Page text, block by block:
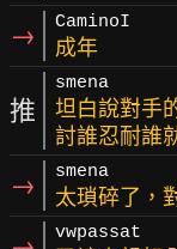
→ CaminoI
成年
推
smena
坦白說對手
討誰忍耐誰
→ smena
太瑣碎了，
vwpassat